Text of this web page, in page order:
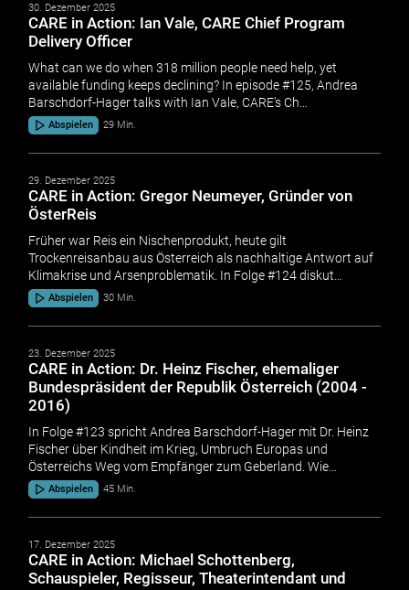
30. Dezember 2025
CARE in Action: Ian Vale, CARE Chief Program
Delivery Officer
What can we do when 318 million people need help, yet
available funding keeps declining? In episode #125, Andrea
Barschdorf-Hager talks with Ian Vale, CARE’s Ch…
Abspielen 29 Min.
29. Dezember 2025
CARE in Action: Gregor Neumeyer, Gründer von
ÖsterReis
Früher war Reis ein Nischenprodukt, heute gilt
Trockenreisanbau aus Österreich als nachhaltige Antwort auf
Klimakrise und Arsenproblematik. In Folge #124 diskut…
Abspielen 30 Min.
23. Dezember 2025
CARE in Action: Dr. Heinz Fischer, ehemaliger
Bundespräsident der Republik Österreich (2004 -
2016)
In Folge #123 spricht Andrea Barschdorf-Hager mit Dr. Heinz
Fischer über Kindheit im Krieg, Umbruch Europas und
Österreichs Weg vom Empfänger zum Geberland. Wie…
Abspielen 45 Min.
17. Dezember 2025
CARE in Action: Michael Schottenberg,
Schauspieler, Regisseur, Theaterintendant und